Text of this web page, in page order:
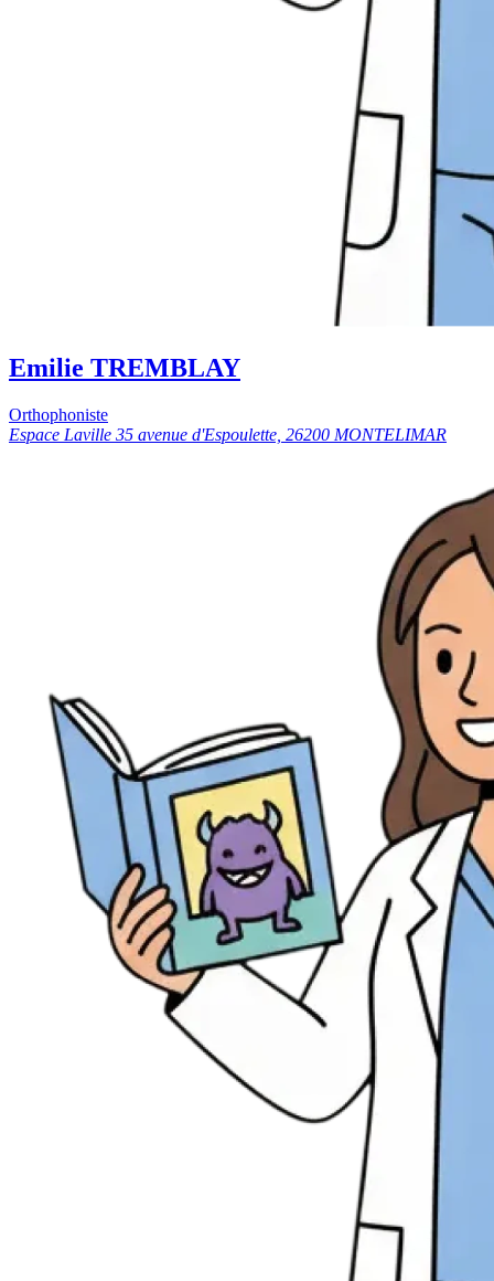
Emilie TREMBLAY
Orthophoniste
Espace Laville 35 avenue d'Espoulette, 26200 MONTELIMAR